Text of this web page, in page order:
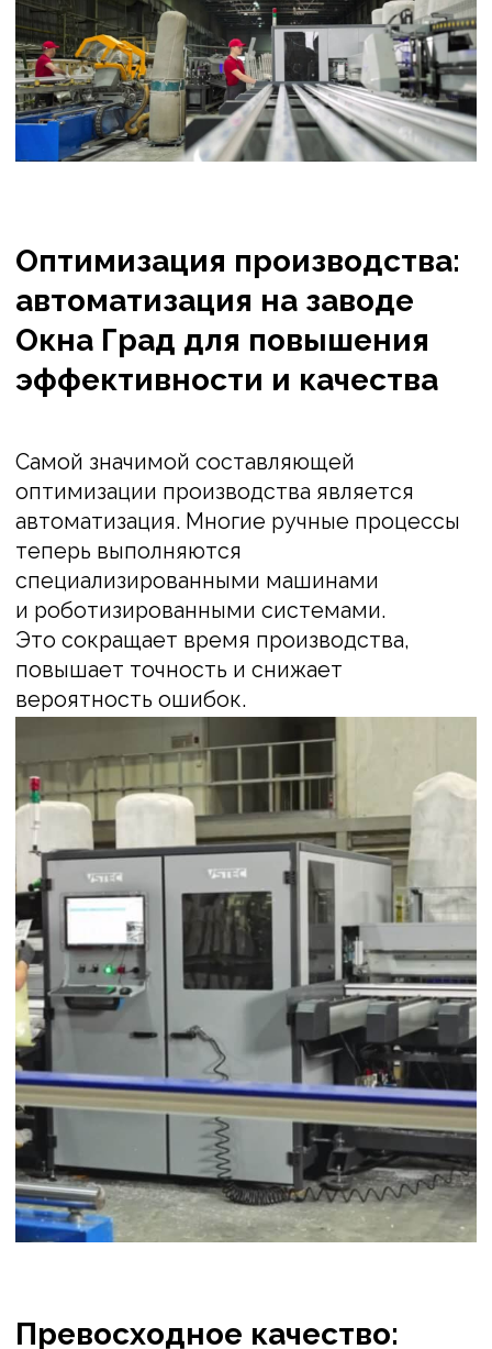
Превосходное качество:
материалы
для светопрозрачных
— Профиль для рам и створок
— Армирующий профиль для усиления
конструкции
— Стеклопакеты для
энергоэффективности
— Качественная фурнитура для
надёжности и удобства использования
— Уплотнения для исключения сквозняков
Мы также тщательно планируем поставки
комплектующих, чтобы избежать
дефицита или излишка запасов. Таким
образом, мы сокращаем затраты
на хранение и управление запасами,
а также значительно ускоряем время
производства. Выбирая окна от завода
Окна Град, вы получаете не только
качественный продукт, но и надёжного
партнёра, готового воплотить в жизнь
любые дизайнерские и технические
решения.
Стратегическое
планирование поставок
материалов и
комплектующих:
обеспечение непрерывности
производства на заводе